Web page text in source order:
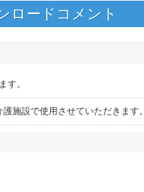
ロードコメント
す。
施設で使用させていただきます。